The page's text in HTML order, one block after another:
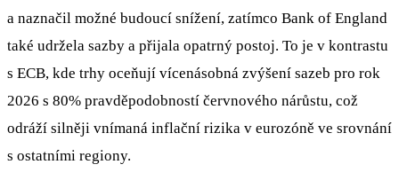
a naznačil možné budoucí snížení, zatímco Bank of England
také udržela sazby a přijala opatrný postoj. To je v kontrastu
s ECB, kde trhy oceňují vícenásobná zvýšení sazeb pro rok
2026 s 80% pravděpodobností červnového nárůstu, což
odráží silněji vnímaná inflační rizika v eurozóně ve srovnání
s ostatními regiony.